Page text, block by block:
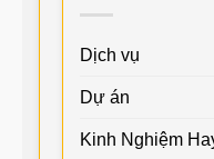
Dịch vụ
Dự án
Kinh Nghiệm